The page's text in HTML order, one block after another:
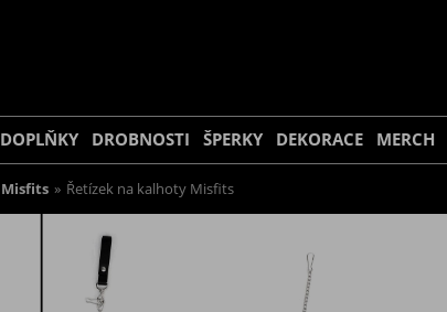
DOPLŇKY DROBNOSTI ŠPERKY DEKORACE MERCH
Misfits » Řetízek na kalhoty Misfits